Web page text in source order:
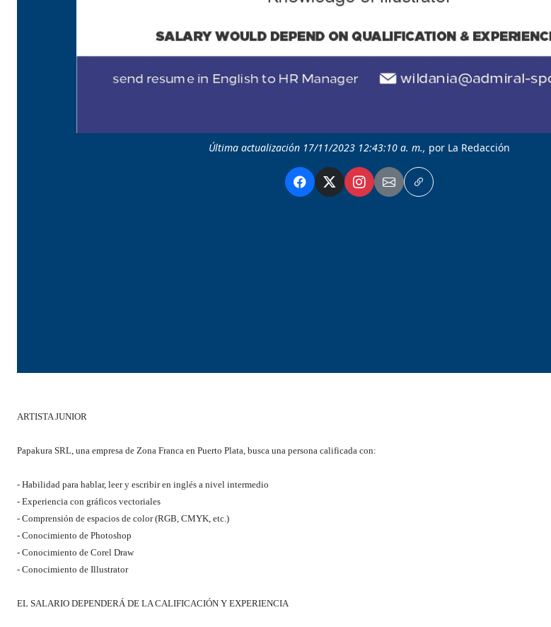
Última actualización 17/11/2023 12:43:10 a. m., por La Redacción
ARTISTA JUNIOR
Papakura SRL, una empresa de Zona Franca en Puerto Plata, busca una persona calificada con:
- Habilidad para hablar, leer y escribir en inglés a nivel intermedio
- Experiencia con gráficos vectoriales
- Comprensión de espacios de color (RGB, CMYK, etc.)
- Conocimiento de Photoshop
- Conocimiento de Corel Draw
- Conocimiento de Illustrator
EL SALARIO DEPENDERÁ DE LA CALIFICACIÓN Y EXPERIENCIA